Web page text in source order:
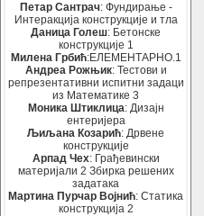
Петар Сантрач: Фундирање -
Интеракција конструкције и тла
Даница Голеш: Бетонске
конструкције 1
Милена Грбић:ЕЛЕМЕНТАРНО.1
Андреа Рожњик: Тестови и
репрезентативни испитни задаци
из Математике 3
Моника Штиклица: Дизајн
ентеријера
Љиљана Козарић: Дрвене
конструкције
Арпад Чех: Грађевински
материјали 2 Збирка решених
задатака
Мартина Пурчар Војнић: Статика
конструкција 2